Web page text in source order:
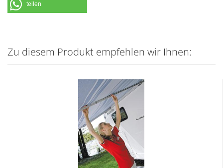
teilen
Zu diesem Produkt empfehlen wir Ihnen: